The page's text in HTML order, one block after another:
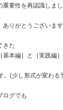
要性を再認識しまし
りがとうございます
きた
本編］と［実践編］
。(少し形式が変わる
ログでも